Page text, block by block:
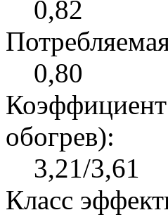
0,82
0,80
обогрев):
3,21/3,61
Класс